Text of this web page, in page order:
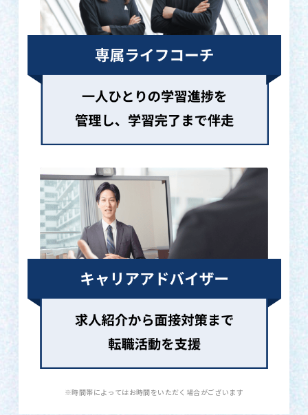
※時間帯によってはお時間をいただく場合がございます